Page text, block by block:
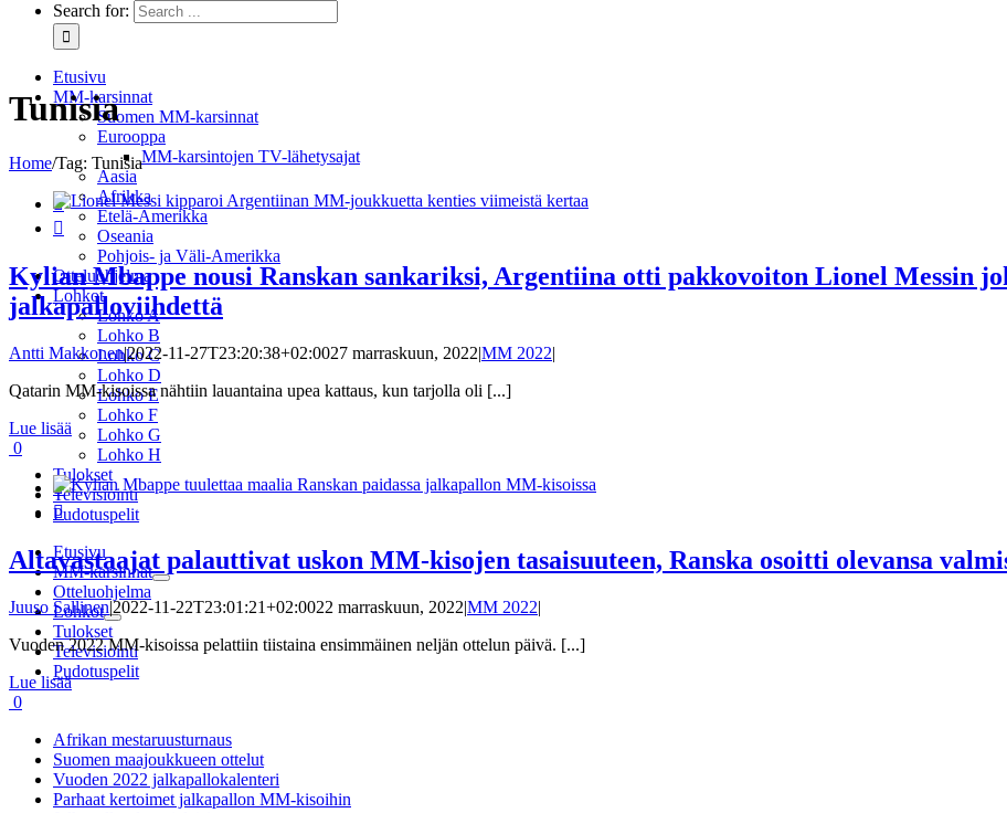
Search for:
Etusivu
MM-karsinnat
Suomen MM-karsinnat
Eurooppa
MM-karsintojen TV-lähetysajat
Aasia
Afrikka
Etelä-Amerikka
Oseania
Pohjois- ja Väli-Amerikka
Otteluohjelma
Lohkot
Lohko A
Lohko B
Lohko C
Lohko D
Lohko E
Lohko F
Lohko G
Lohko H
Tulokset
Televisiointi
Pudotuspelit
Etusivu
MM-karsinnat
Otteluohjelma
Lohkot
Tulokset
Televisiointi
Pudotuspelit
Tunisia
Home/Tag: Tunisia


Kylian Mbappe nousi Ranskan sankariksi, Argentiina otti pakkovoiton Lionel Messin
jalkapalloviihdettä
Antti Makkonen|2022-11-27T23:20:38+02:0027 marraskuun, 2022|MM 2022|
Qatarin MM-kisoissa nähtiin lauantaina upea kattaus, kun tarjolla oli [...]
Lue lisää
0


Altavastaajat palauttivat uskon MM-kisojen tasaisuuteen, Ranska osoitti olevansa
Juuso Sallinen|2022-11-22T23:01:21+02:0022 marraskuun, 2022|MM 2022|
Vuoden 2022 MM-kisoissa pelattiin tiistaina ensimmäinen neljän ottelun päivä. [...]
Lue lisää
0
Afrikan mestaruusturnaus
Suomen maajoukkueen ottelut
Vuoden 2022 jalkapallokalenteri
Parhaat kertoimet jalkapallon MM-kisoihin